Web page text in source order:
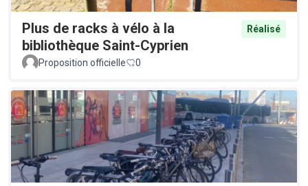
Plus de racks à vélo à la
bibliothèque Saint-Cyprien
Réalisé
Proposition officielle 0